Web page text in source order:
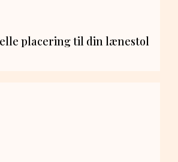
placering til din lænestol